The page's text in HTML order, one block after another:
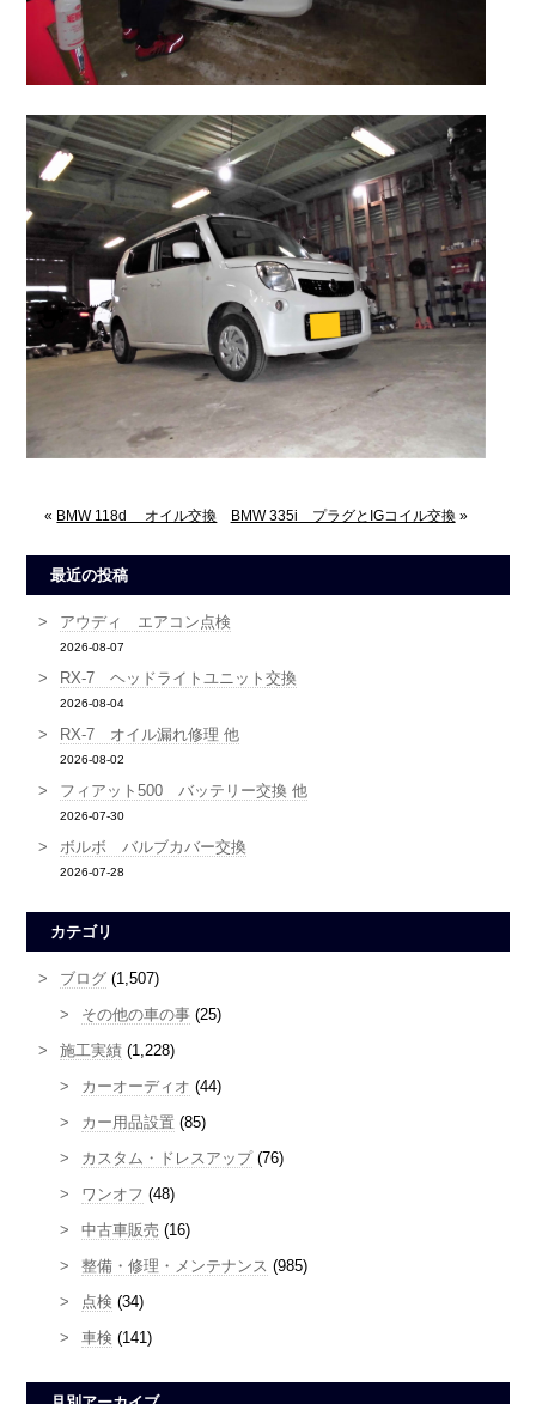
« BMW 118d オイル交換 BMW 335i プラグとIGコイル交換»
最近の投稿
アウディ エアコン点検
2026-08-07
RX-7 ヘッドライトユニット交換
2026-08-04
RX-7 オイル漏れ修理 他
2026-08-02
フィアット500 バッテリー交換 他
2026-07-30
ボルボ バルブカバー交換
2026-07-28
カテゴリ
ブログ (1,507)
その他の車の事 (25)
施工実績 (1,228)
カーオーディオ (44)
カー用品設置 (85)
カスタム・ドレスアップ(76)
ワンオフ (48)
中古車販売 (16)
整備・修理・メンテナンス (985)
点検 (34)
車検 (141)